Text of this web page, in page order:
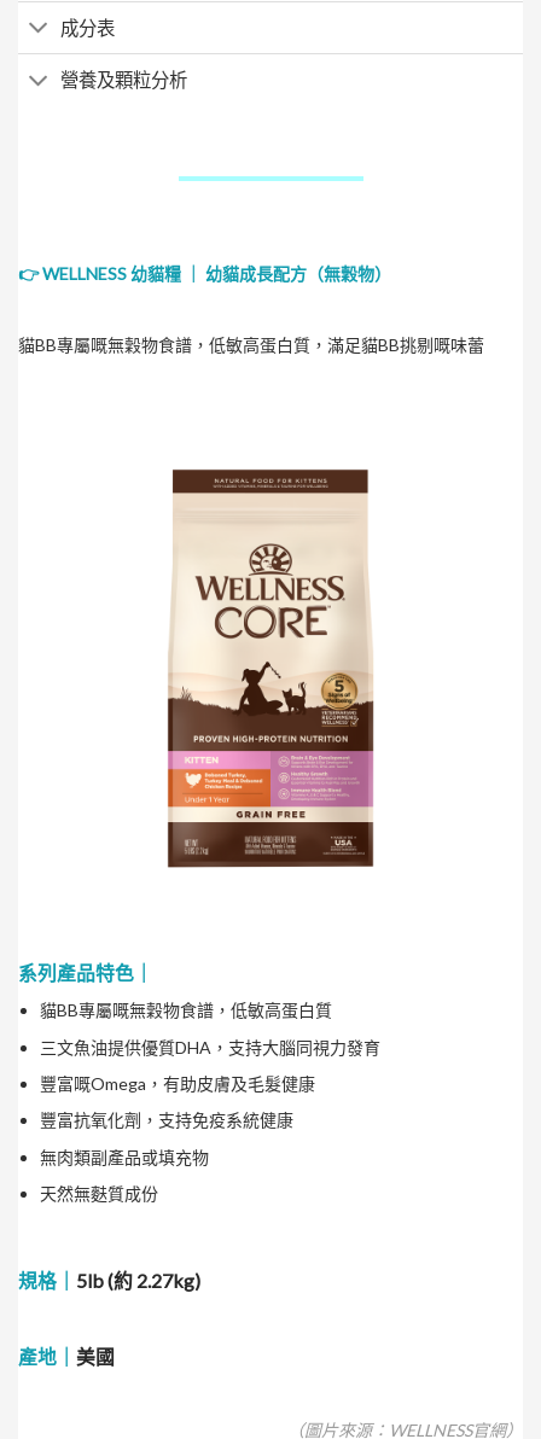
成分表
營養及顆粒分析
👉 WELLNESS 幼貓糧 ｜ 幼貓成長配方（無穀物）
貓BB專屬嘅無穀物食譜，低敏高蛋白質，滿足貓BB挑剔嘅味蕾
系列產品特色｜
貓BB專屬嘅無穀物食譜，低敏高蛋白質
三文魚油提供優質DHA，支持大腦同視力發育
豐富嘅Omega，有助皮膚及毛髮健康
豐富抗氧化劑，支持免疫系統健康
無肉類副產品或填充物
天然無麩質成份
規格｜ 5lb (約 2.27kg)
產地｜ 美國
（圖片來源：WELLNESS官網）